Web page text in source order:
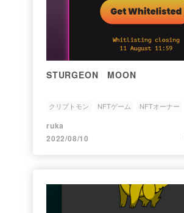
STURGEON MOON
クリプトモン NFTゲーム NFTオーナー
ruka
2022/08/10